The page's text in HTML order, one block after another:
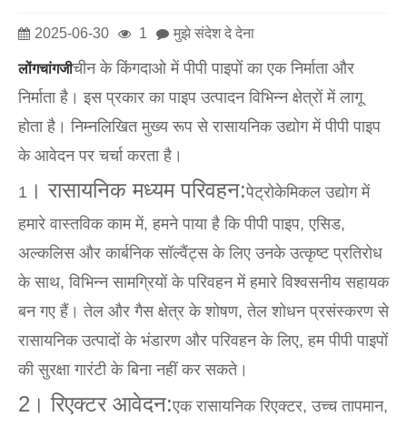
2025-06-30 1 मुझे संदेश दे देना
लोंगचांगजीचीन के किंगदाओ में पीपी पाइपों का एक निर्माता और
निर्माता है। इस प्रकार का पाइप उत्पादन विभिन्न क्षेत्रों में लागू
होता है। निम्नलिखित मुख्य रूप से रासायनिक उद्योग में पीपी पाइप
के आवेदन पर चर्चा करता है।
1 । रासायनिक मध्यम परिवहन:पेट्रोकेमिकल उद्योग में
हमारे वास्तविक काम में, हमने पाया है कि पीपी पाइप, एसिड,
अल्कलिस और कार्बनिक सॉल्वैंट्स के लिए उनके उत्कृष्ट प्रतिरोध
के साथ, विभिन्न सामग्रियों के परिवहन में हमारे विश्वसनीय सहायक
बन गए हैं। तेल और गैस क्षेत्र के शोषण, तेल शोधन प्रसंस्करण से
रासायनिक उत्पादों के भंडारण और परिवहन के लिए, हम पीपी पाइपों
की सुरक्षा गारंटी के बिना नहीं कर सकते।
2। रिएक्टर आवेदन:एक रासायनिक रिएक्टर, उच्च तापमान,